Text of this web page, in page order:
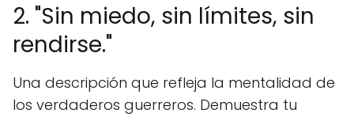
2. "Sin miedo, sin límites, sin
rendirse."
Una descripción que refleja la mentalidad de
los verdaderos guerreros. Demuestra tu